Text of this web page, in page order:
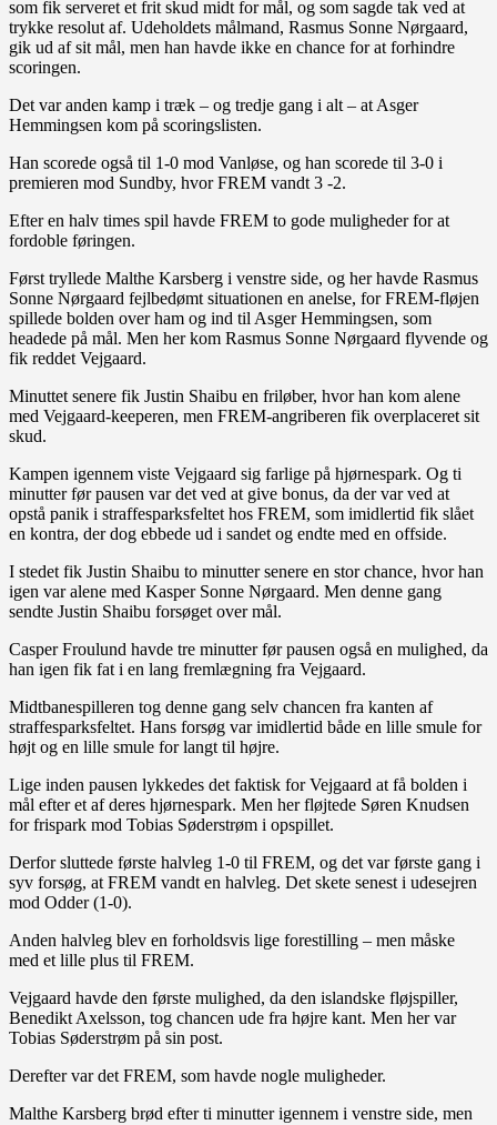
som fik serveret et frit skud midt for mål, og som sagde tak ved at
trykke resolut af. Udeholdets målmand, Rasmus Sonne Nørgaard,
gik ud af sit mål, men han havde ikke en chance for at forhindre
scoringen.
Det var anden kamp i træk – og tredje gang i alt – at Asger
Hemmingsen kom på scoringslisten.
Han scorede også til 1-0 mod Vanløse, og han scorede til 3-0 i
premieren mod Sundby, hvor FREM vandt 3 -2.
Efter en halv times spil havde FREM to gode muligheder for at
fordoble føringen.
Først tryllede Malthe Karsberg i venstre side, og her havde Rasmus
Sonne Nørgaard fejlbedømt situationen en anelse, for FREM-fløjen
spillede bolden over ham og ind til Asger Hemmingsen, som
headede på mål. Men her kom Rasmus Sonne Nørgaard flyvende og
fik reddet Vejgaard.
Minuttet senere fik Justin Shaibu en friløber, hvor han kom alene
med Vejgaard-keeperen, men FREM-angriberen fik overplaceret sit
skud.
Kampen igennem viste Vejgaard sig farlige på hjørnespark. Og ti
minutter før pausen var det ved at give bonus, da der var ved at
opstå panik i straffesparksfeltet hos FREM, som imidlertid fik slået
en kontra, der dog ebbede ud i sandet og endte med en offside.
I stedet fik Justin Shaibu to minutter senere en stor chance, hvor han
igen var alene med Kasper Sonne Nørgaard. Men denne gang
sendte Justin Shaibu forsøget over mål.
Casper Froulund havde tre minutter før pausen også en mulighed, da
han igen fik fat i en lang fremlægning fra Vejgaard.
Midtbanespilleren tog denne gang selv chancen fra kanten af
straffesparksfeltet. Hans forsøg var imidlertid både en lille smule for
højt og en lille smule for langt til højre.
Lige inden pausen lykkedes det faktisk for Vejgaard at få bolden i
mål efter et af deres hjørnespark. Men her fløjtede Søren Knudsen
for frispark mod Tobias Søderstrøm i opspillet.
Derfor sluttede første halvleg 1-0 til FREM, og det var første gang i
syv forsøg, at FREM vandt en halvleg. Det skete senest i udesejren
mod Odder (1-0).
Anden halvleg blev en forholdsvis lige forestilling – men måske
med et lille plus til FREM.
Vejgaard havde den første mulighed, da den islandske fløjspiller,
Benedikt Axelsson, tog chancen ude fra højre kant. Men her var
Tobias Søderstrøm på sin post.
Derefter var det FREM, som havde nogle muligheder.
Malthe Karsberg brød efter ti minutter igennem i venstre side, men